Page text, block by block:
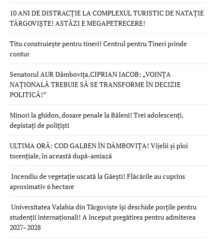
10 ANI DE DISTRACȚIE LA COMPLEXUL TURISTIC DE NATAȚIE
TÂRGOVIȘTE! ASTĂZI E MEGAPETRECERE!
Titu construiește pentru tineri! Centrul pentru Tineri prinde
contur
Senatorul AUR Dâmbovița,CIPRIAN IACOB: „VOINȚA
NAȚIONALĂ TREBUIE SĂ SE TRANSFORME ÎN DECIZIE
POLITICĂ!”
Minori la ghidon, dosare penale la Băleni! Trei adolescenți,
depistați de polițiști
ULTIMA ORĂ: COD GALBEN ÎN DÂMBOVIȚA! Vijelii și ploi
torențiale, în această după-amiază
Incendiu de vegetație uscată la Găești! Flăcările au cuprins
aproximativ 6 hectare
Universitatea Valahia din Târgoviște își deschide porțile pentru
studenții internaționali! A început pregătirea pentru admiterea
2027–2028